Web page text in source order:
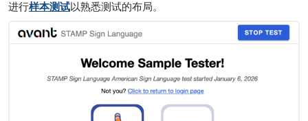
进行样本测试以熟悉测试的布局。